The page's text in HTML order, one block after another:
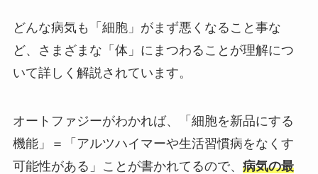
どんな病気も「細胞」がまず悪くなること事な
ど、さまざまな「体」にまつわることが理解につ
いて詳しく解説されています。
オートファジーがわかれば、「細胞を新品にする
機能」＝「アルツハイマーや生活習慣病をなくす
可能性がある」ことが書かれてるので、 病気の最